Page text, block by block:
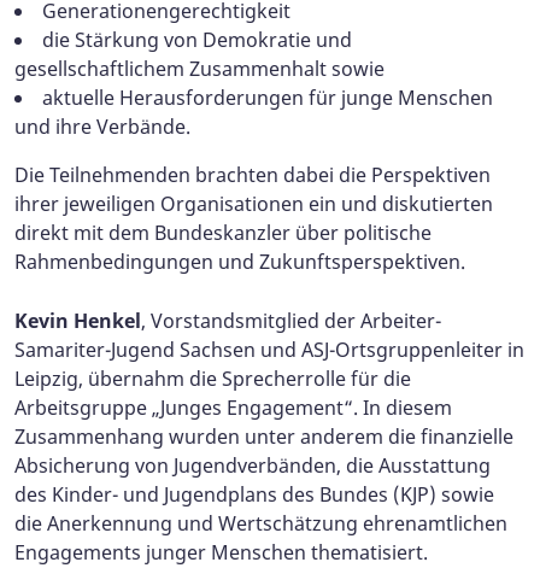
Generationengerechtigkeit
die Stärkung von Demokratie und
gesellschaftlichem Zusammenhalt sowie
aktuelle Herausforderungen für junge Menschen
und ihre Verbände.
Die Teilnehmenden brachten dabei die Perspektiven
ihrer jeweiligen Organisationen ein und diskutierten
direkt mit dem Bundeskanzler über politische
Rahmenbedingungen und Zukunftsperspektiven.
Kevin Henkel, Vorstandsmitglied der Arbeiter-
Samariter-Jugend Sachsen und ASJ-Ortsgruppenleiter in
Leipzig, übernahm die Sprecherrolle für die
Arbeitsgruppe „Junges Engagement“. In diesem
Zusammenhang wurden unter anderem die finanzielle
Absicherung von Jugendverbänden, die Ausstattung
des Kinder- und Jugendplans des Bundes (KJP) sowie
die Anerkennung und Wertschätzung ehrenamtlichen
Engagements junger Menschen thematisiert.